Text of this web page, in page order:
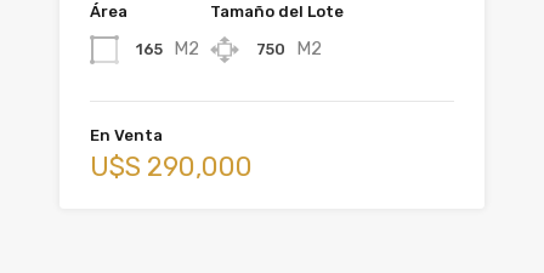
Área
165 M2
Tamaño del Lote
750 M2
En Venta
U$S 290,000